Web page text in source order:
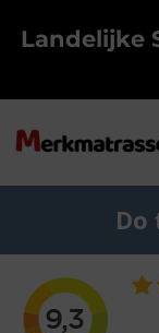
Landelijke
Do